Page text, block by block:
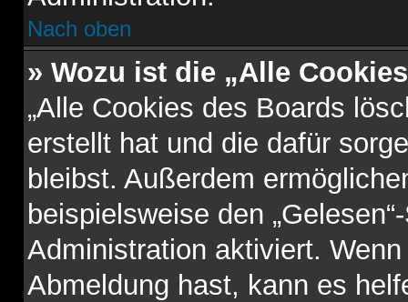
Nach oben
» Wozu ist die „Alle
„Alle Cookies des Boards
erstellt hat und die dafür
bleibst. Außerdem
beispielsweise den
Administration aktiviert.
Abmeldung hast, kann es